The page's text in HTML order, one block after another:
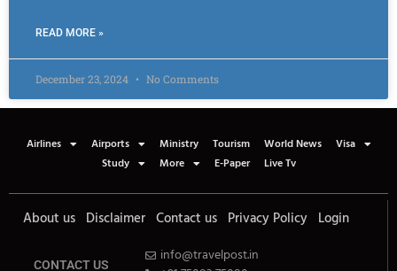
READ MORE »
December 23, 2024 No Comments
Airlines Airports Ministry Tourism World News
Visa
Study
More E-Paper Live Tv
About us Disclaimer Contact us Privacy Policy Login
CONTACT US
info@travelpost.in